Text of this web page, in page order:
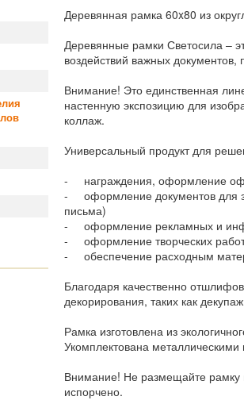
Деревянная рамка 60x80 из
Деревянные рамки Светосила –
воздействий важных
Внимание! Это единственная
настенную экспозицию для
коллаж.
Универсальный продукт для
- награждения, оформление
- оформление документов для
письма)
- оформление рекламных и
- оформление творческих
- обеспечение расходным
Благодаря качественно
декорирования, таких как
Рамка изготовлена из
Укомплектована
Внимание! Не размещайте
испорчено.